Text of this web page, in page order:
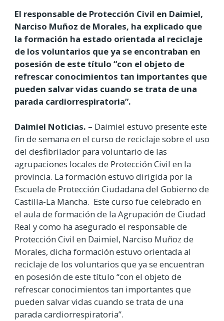
El responsable de Protección Civil en Daimiel,
Narciso Muñoz de Morales, ha explicado que
la formación ha estado orientada al reciclaje
de los voluntarios que ya se encontraban en
posesión de este título “con el objeto de
refrescar conocimientos tan importantes que
pueden salvar vidas cuando se trata de una
parada cardiorrespiratoria”.
Daimiel Noticias. – Daimiel estuvo presente este
fin de semana en el curso de reciclaje sobre el uso
del desfibrilador para voluntario de las
agrupaciones locales de Protección Civil en la
provincia. La formación estuvo dirigida por la
Escuela de Protección Ciudadana del Gobierno de
Castilla-La Mancha. Este curso fue celebrado en
el aula de formación de la Agrupación de Ciudad
Real y como ha asegurado el responsable de
Protección Civil en Daimiel, Narciso Muñoz de
Morales, dicha formación estuvo orientada al
reciclaje de los voluntarios que ya se encuentran
en posesión de este título “con el objeto de
refrescar conocimientos tan importantes que
pueden salvar vidas cuando se trata de una
parada cardiorrespiratoria”.